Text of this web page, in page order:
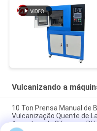
Vulcanizando a
10 Ton Prensa Manual de
Vulcanização Quente de
Amostras de Silicone e